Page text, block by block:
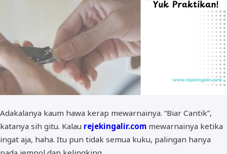
Adakalanya kaum hawa kerap mewarnainya. “Biar Cantik”,
katanya sih gitu. Kalau rejekingalir.com mewarnainya ketika
ingat aja, haha. Itu pun tidak semua kuku, palingan hanya